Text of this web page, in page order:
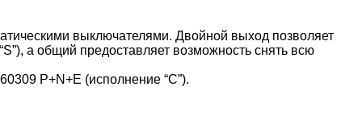
выключателями. Двойной выход позволяет
а общий предоставляет возможность снять всю
P+N+E (исполнение “C”).